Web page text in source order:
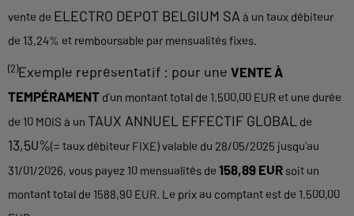
vente de ELECTRO DEPOT BELGIUM SA à un taux débiteur
de 13,24% et remboursable par mensualités fixes.
(2)Exemple représentatif : pour une VENTE À
TEMPÉRAMENT d'un montant total de 1.500,00 EUR et une durée
de 10 MOIS à un TAUX ANNUEL EFFECTIF GLOBAL de
13,50%(= taux débiteur FIXE) valable du 28/05/2025 jusqu'au
31/01/2026, vous payez 10 mensualités de 158,89 EUR soit un
montant total de 1588,90 EUR. Le prix au comptant est de 1.500,00